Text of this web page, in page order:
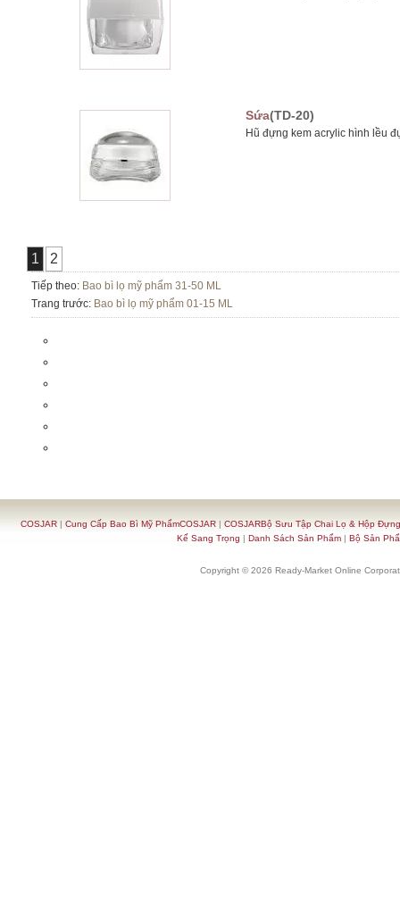
Sứa(TD-20)
Hũ đựng kem acrylic hình lều
1 2
Tiếp theo: Bao bì lọ mỹ phẩm 31-50 ML
Trang trước: Bao bì lọ mỹ phẩm 01-15 ML
COSJAR| Cung Cấp Bao Bì Mỹ PhẩmCOSJAR| COSJARBộ Sưu Tập Chai Lọ & Hộp
Kế Sang Trọng | Danh Sách Sản Phẩm| Bộ Sản
Copyright © 2026 Ready-Market Online